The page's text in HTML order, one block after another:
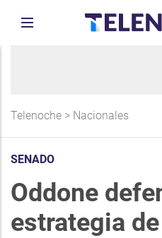
Telenoche > Nacionales
SENADO
Oddone
estrategia